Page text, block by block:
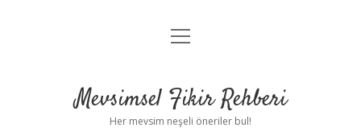
Anasayfa
Yasal Uyarı
menüyü
Mevsimsel Fikir Rehberi
Her mevsim neşeli öneriler bul!